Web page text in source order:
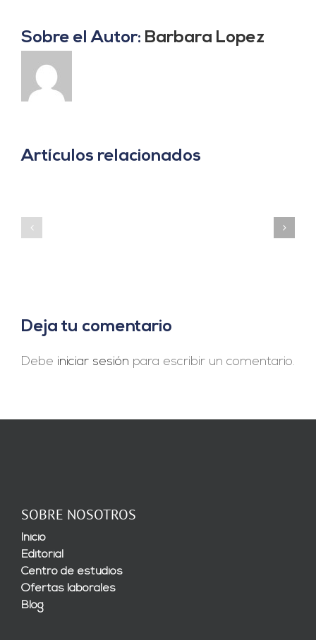
Sobre el Autor: Barbara Lopez
Artículos relacionados
«Agrovoltaica:
superficie»
Deja tu comentario
Debe iniciar sesión para escribir un comentario.
SOBRE NOSOTROS
Inicio
Editorial
Centro de estudios
Ofertas laborales
Blog